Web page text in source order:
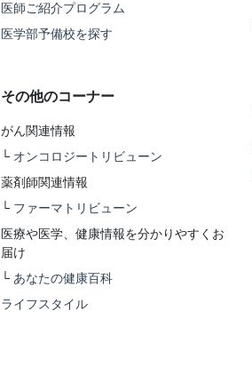
医師ご紹介プログラム
医学部予備校を探す
その他のコーナー
がん関連情報
└ オンコロジートリビューン
薬剤師関連情報
└ ファーマトリビューン
医療や医学、健康情報を分かりやすくお
届け
└ あなたの健康百科
ライフスタイル